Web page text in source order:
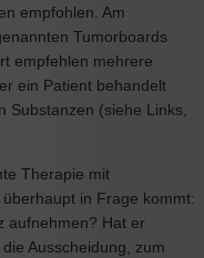
empfohlen. Am
Tumorboards
empfehlen mehrere
ein Patient behandelt
Substanzen (siehe Links,
Therapie mit
in Frage kommt:
aufnehmen? Hat er
Ausscheidung, zum